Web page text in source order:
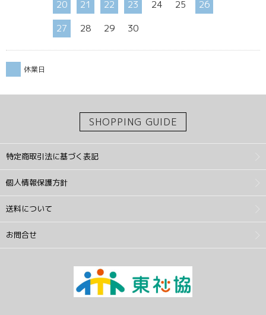
20
21 22 23 24 25
26
27
28 29 30
休業日
SHOPPING GUIDE
特定商取引法に基づく表記
個人情報保護方針
送料について
お問合せ